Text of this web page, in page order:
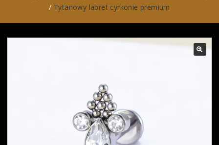
/ Tytanowy labret cyrkonie premium